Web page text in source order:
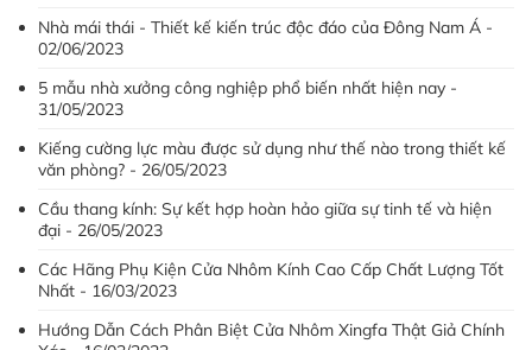
Nhà mái thái - Thiết kế kiến trúc độc đáo của Đông Nam Á -
02/06/2023
5 mẫu nhà xưởng công nghiệp phổ biến nhất hiện nay -
31/05/2023
Kiếng cường lực màu được sử dụng như thế nào trong thiết kế
văn phòng? - 26/05/2023
Cầu thang kính: Sự kết hợp hoàn hảo giữa sự tinh tế và hiện
đại - 26/05/2023
Các Hãng Phụ Kiện Cửa Nhôm Kính Cao Cấp Chất Lượng Tốt
Nhất - 16/03/2023
Hướng Dẫn Cách Phân Biệt Cửa Nhôm Xingfa Thật Giả Chính